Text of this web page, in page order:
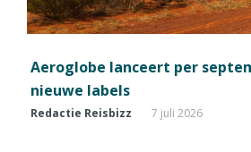
Aeroglobe lanceert per
nieuwe labels
Redactie Reisbizz 7 juli 2026